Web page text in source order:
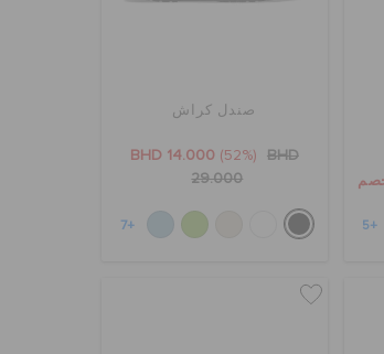
+5
صندل كراش
BHD 14.000 (52%)
BHD
29.000
+7